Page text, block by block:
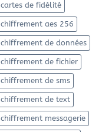
cartes de fidélité
chiffrement aes 256
chiffrement de données
chiffrement de fichier
chiffrement de sms
chiffrement de text
chiffrement messagerie